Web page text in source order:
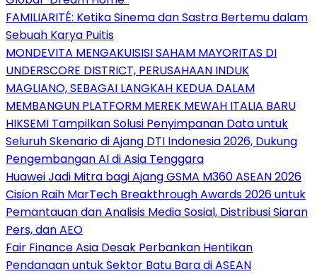
FAMILIARITÉ: Ketika Sinema dan Sastra Bertemu dalam
Sebuah Karya Puitis
MONDEVITA MENGAKUISISI SAHAM MAYORITAS DI
UNDERSCORE DISTRICT, PERUSAHAAN INDUK
MAGLIANO, SEBAGAI LANGKAH KEDUA DALAM
MEMBANGUN PLATFORM MEREK MEWAH ITALIA BARU
HIKSEMI Tampilkan Solusi Penyimpanan Data untuk
Seluruh Skenario di Ajang DTI Indonesia 2026, Dukung
Pengembangan AI di Asia Tenggara
Huawei Jadi Mitra bagi Ajang GSMA M360 ASEAN 2026
Cision Raih MarTech Breakthrough Awards 2026 untuk
Pemantauan dan Analisis Media Sosial, Distribusi Siaran
Pers, dan AEO
Fair Finance Asia Desak Perbankan Hentikan
Pendanaan untuk Sektor Batu Bara di ASEAN